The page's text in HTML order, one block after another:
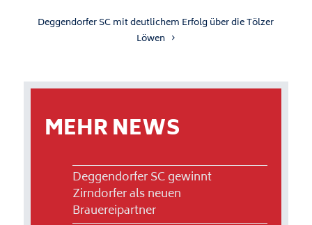
Deggendorfer SC mit deutlichem Erfolg über die Tölzer
Löwen
MEHR NEWS
Deggendorfer SC gewinnt
Zirndorfer als neuen
Brauereipartner